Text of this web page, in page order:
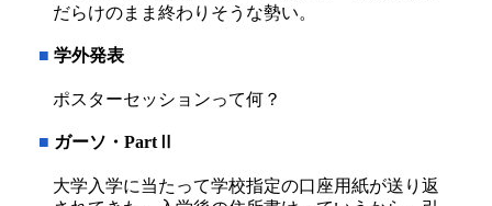
だらけのまま終わりそうな勢い。
■ 学外発表
ポスターセッションって何？
■ ガーソ・PartⅡ
大学入学に当たって学校指定の口座用紙が送り返